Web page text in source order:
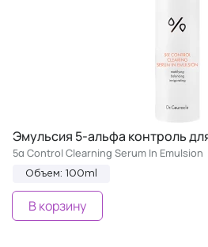
Эмульсия 5-альфа контроль
5α Control Clearning Serum In Emulsion
Объем: 100ml
В корзину